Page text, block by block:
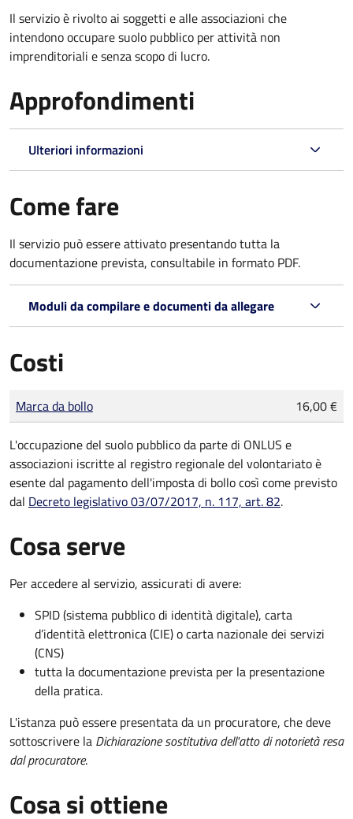
Il servizio è rivolto ai soggetti e alle associazioni che
intendono occupare suolo pubblico per attività non
imprenditoriali e senza scopo di lucro.
Approfondimenti
Ulteriori informazioni
Come fare
Il servizio può essere attivato presentando tutta la
documentazione prevista, consultabile in formato PDF.
Moduli da compilare e documenti da allegare
Costi
Tipo di pagamento
Importo
Marca da bollo 16,00 €
L'occupazione del suolo pubblico da parte di ONLUS e
associazioni iscritte al registro regionale del volontariato è
esente dal pagamento dell'imposta di bollo così come previsto
dal Decreto legislativo 03/07/2017, n. 117, art. 82.
Cosa serve
Per accedere al servizio, assicurati di avere:
SPID (sistema pubblico di identità digitale), carta
d’identità elettronica (CIE) o carta nazionale dei servizi
(CNS)
tutta la documentazione prevista per la presentazione
della pratica.
L'istanza può essere presentata da un procuratore, che deve
sottoscrivere la Dichiarazione sostitutiva dell'atto di notorietà resa
dal procuratore.
Cosa si ottiene